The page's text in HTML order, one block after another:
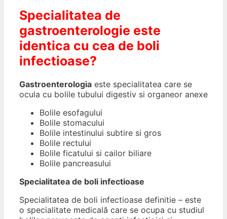
Specialitatea de
gastroenterologie este
identica cu cea de boli
infectioase?
Gastroenterologia este specialitatea care se
ocula cu bolile tubului digestiv si organeor anexe
Bolile esofagului
Bolile stomacului
Bolile intestinului subtire si gros
Bolile rectului
Bolile ficatului si cailor biliare
Bolile pancreasului
Specialitatea de boli infectioase
Specialitatea de boli infectioase definitie – este
o specialitate medicală care se ocupa cu studiul